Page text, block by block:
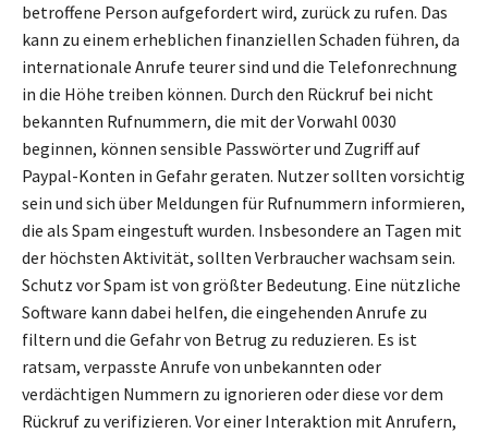
betroffene Person aufgefordert wird, zurück zu rufen. Das
kann zu einem erheblichen finanziellen Schaden führen, da
internationale Anrufe teurer sind und die Telefonrechnung
in die Höhe treiben können. Durch den Rückruf bei nicht
bekannten Rufnummern, die mit der Vorwahl 0030
beginnen, können sensible Passwörter und Zugriff auf
Paypal-Konten in Gefahr geraten. Nutzer sollten vorsichtig
sein und sich über Meldungen für Rufnummern informieren,
die als Spam eingestuft wurden. Insbesondere an Tagen mit
der höchsten Aktivität, sollten Verbraucher wachsam sein.
Schutz vor Spam ist von größter Bedeutung. Eine nützliche
Software kann dabei helfen, die eingehenden Anrufe zu
filtern und die Gefahr von Betrug zu reduzieren. Es ist
ratsam, verpasste Anrufe von unbekannten oder
verdächtigen Nummern zu ignorieren oder diese vor dem
Rückruf zu verifizieren. Vor einer Interaktion mit Anrufern,